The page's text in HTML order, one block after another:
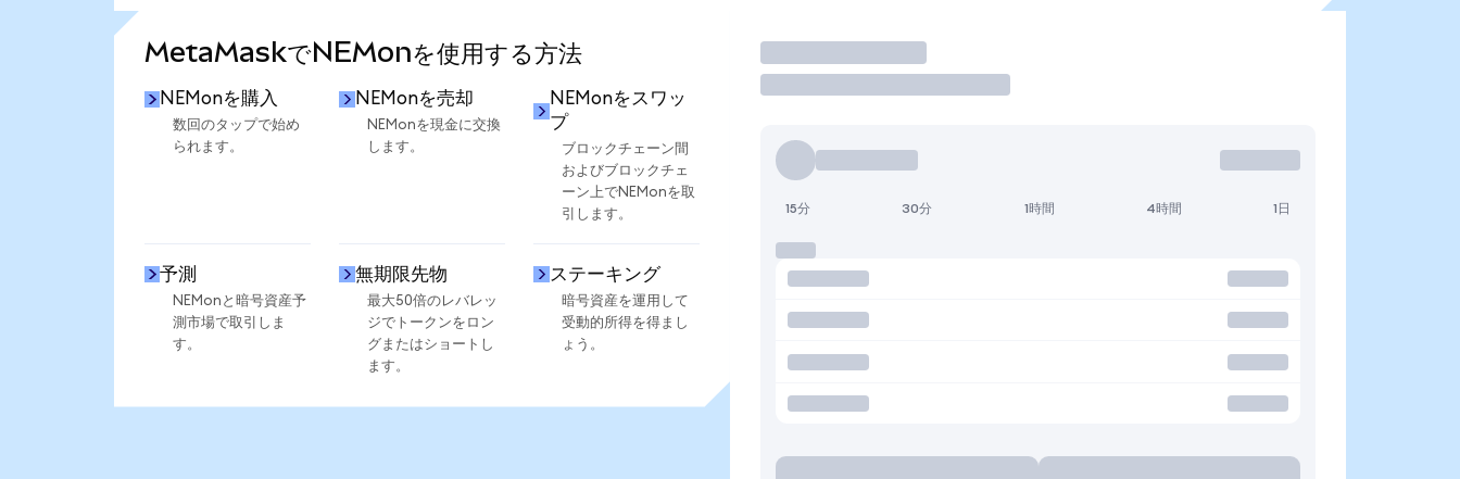
MetaMaskでNEMonを使用する方法
NEMonを購入
数回のタップで始め
られます。
NEMonを売却
NEMonを現金に交換
します。
NEMonをスワッ
プ
ブロックチェーン間
およびブロックチェ
ーン上でNEMonを取
引します。
予測
NEMonと暗号資産予
測市場で取引しま
す。
無期限先物
最大50倍のレバレッ
ジでトークンをロン
グまたはショートし
ます。
ステーキング
暗号資産を運用して
受動的所得を得まし
ょう。
取引
15分 30分 1時間 4時間 1日